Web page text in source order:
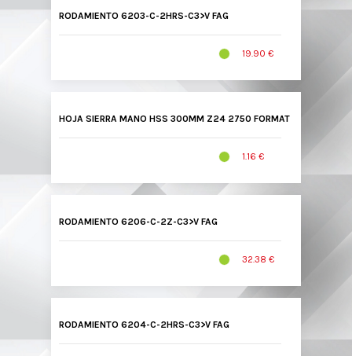
RODAMIENTO 6203-C-2HRS-C3>V FAG
19.90 €
HOJA SIERRA MANO HSS 300MM Z24 2750 FORMAT
1.16 €
RODAMIENTO 6206-C-2Z-C3>V FAG
32.38 €
RODAMIENTO 6204-C-2HRS-C3>V FAG